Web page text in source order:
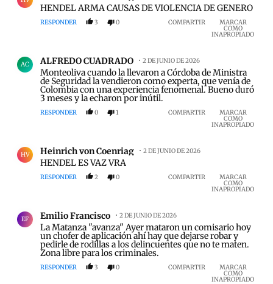
HENDEL ARMA CAUSAS DE VIOLENCIA DE GENERO
RESPONDER 3 0 COMPARTIR MARCAR
COMO
INAPROPIADO
AC ALFREDO CUADRADO 2 DE JUNIO DE 2026
Monteoliva cuando la llevaron a Córdoba de Ministra
de Seguridad la vendieron como experta, que venía de
Colombia con una experiencia fenomenal. Bueno duró
3 meses y la echaron por inútil.
RESPONDER 0 1 COMPARTIR MARCAR
COMO
INAPROPIADO
HV Heinrich von Coenriag 2 DE JUNIO DE 2026
HENDEL ES VAZ VRA
RESPONDER 2 0 COMPARTIR MARCAR
COMO
INAPROPIADO
EF Emilio Francisco 2 DE JUNIO DE 2026
La Matanza "avanza" Ayer mataron un comisario hoy
un chofer de aplicación ahí hay que dejarse robar y
pedirle de rodillas a los delincuentes que no te maten.
Zona libre para los criminales.
RESPONDER 3 0 COMPARTIR MARCAR
COMO
INAPROPIADO